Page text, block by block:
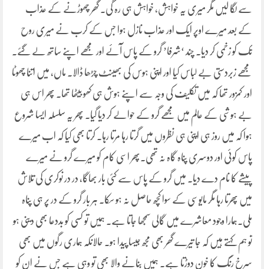
سے لگا لیں مگر میری یہ خواہش، خواہش ہی رہ گی۔ گھر چھوڑنے کے عذاب
کے بعد میرے اوپر ایک اور عذاب نازل ہوا جس کے کرب نے میری روح
تک کو زخمی کر دیا۔ چند ‘شرفا’ گرو کے پاس آئے اور مجھے اپنے ساتھ لے گئے۔
مجھے زبردستی بے لباس کیا اور اپنی ہوس کی بھینٹ چڑھا ڈالا۔ ماں، میں اتنا چھوٹا
اور کمزور تھا کہ میں تکلیف کی وجہ سے اپنے ہوش ہی کھو بیٹھا تھا۔ پھر اس ہی
بے ہوشی کے عالم میں مجھے گرو کے حوالے کر دیا گیا۔ پھر یہ سلسلہ ایسا شروع
ہوا کہ میں روز ہی اپنی ہی نظروں میں گرتا رہا مرتا رہا۔ کرتا بھی کیا کہ اب میرے
پاس کوئی اور دوسری پناہ گاہ نہ تھی۔پھر اسی کام کو میرے گرو نے میرے
پیشے کا نام دے دیا۔ میں گرو کے پاس سے کئی بار بھاگا، در در نوکری کی تلاش
میں پھرتا رہا مگر مایوسی کے سوا کچھ حاصل نہ ہو سکا۔ ہر بار گرو کے در پر ہی پناہ
ملی۔ہمارا وجود معاشرے میں گالی سمجھا جاتا ہے۔ ہمیں تو کسی کو بددعا بھی دینی ہو
تو ہم کہتے ہیں کہ جا تیرے گھر بھی مجھ جیسا پیدا ہو۔ حالانکہ ہماری رگوں میں بھی
سرخ رنگ کا خون دوڑتا ہے۔ ہمیں بنانے والا بھی تو وہی ہے جس نے ان کو